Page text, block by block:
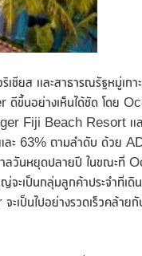
ชียส และสาธารณรัฐหมู่เก
ดีขึ้นอย่างเห็นได้ชัด โดย
Fiji Beach Resort
ะ 63% ตามลำดับ ด้วย
ลวันหยุดปลายปี ในขณะที่
ป็นกลุ่มลูกค้าประจำที่เดิ
เป็นไปอย่างรวดเร็วคล้าย